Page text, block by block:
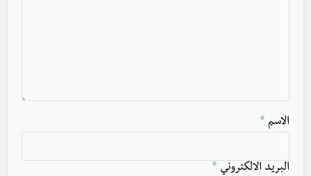
الاسم *
البريد الالكتروني *